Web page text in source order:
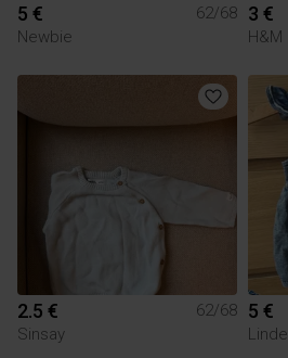
5 €
62/68
Newbie
3 €
H&M
2.5 €
62/68
Sinsay
5 €